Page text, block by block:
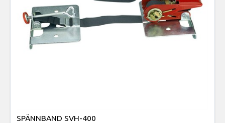
SPÄNNBAND SVH-400